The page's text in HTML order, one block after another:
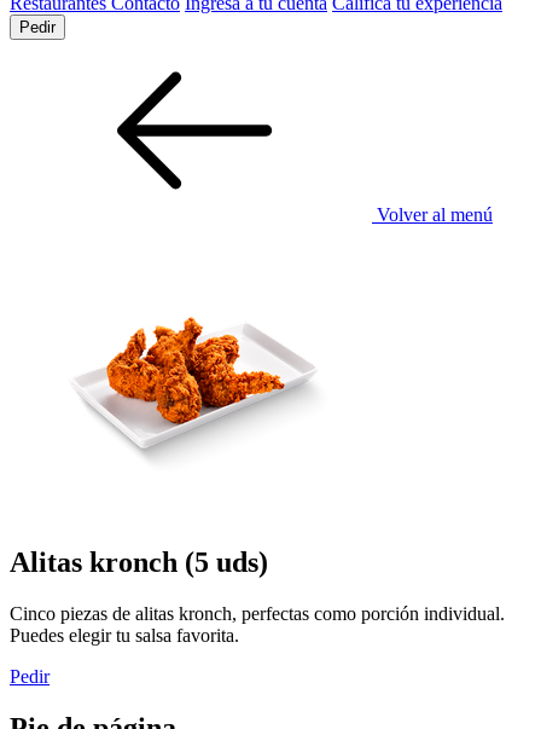
Pedir
Volver al menú
Alitas kronch (5 uds)
Cinco piezas de alitas kronch, perfectas como porción individual.
Puedes elegir tu salsa favorita.
Pedir